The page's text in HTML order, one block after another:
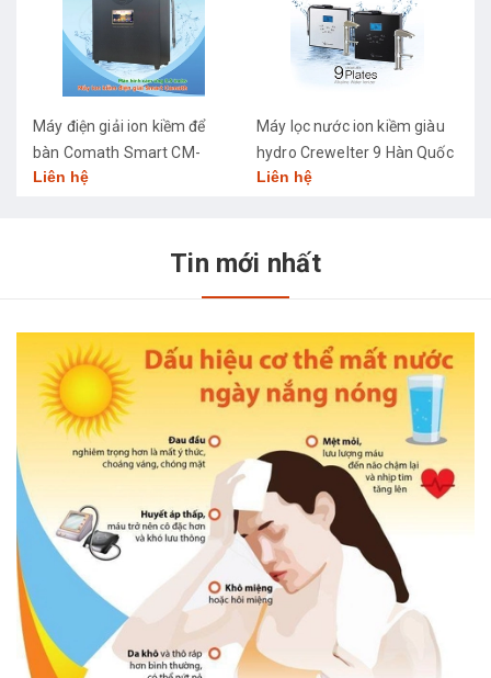
Máy điện giải ion kiềm để
bàn Comath Smart CM-
3668
Liên hệ
Máy lọc nước ion kiềm giàu
hydro Crewelter 9 Hàn Quốc
Liên hệ
Tin mới nhất